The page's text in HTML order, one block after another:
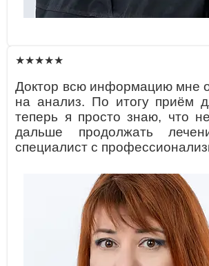
★★★★★
Доктор всю информацию мне
на анализ. По итогу приём
теперь я просто знаю, что
дальше продолжать
специалист с